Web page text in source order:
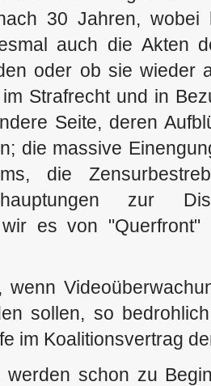
30 Jahren,
auch die Akten
oder ob sie wieder
Strafrecht und in
Seite, deren
die massive
die
zur
es von "Querfront"
sollen, so
im Koalitionsvertrag
werden schon zu